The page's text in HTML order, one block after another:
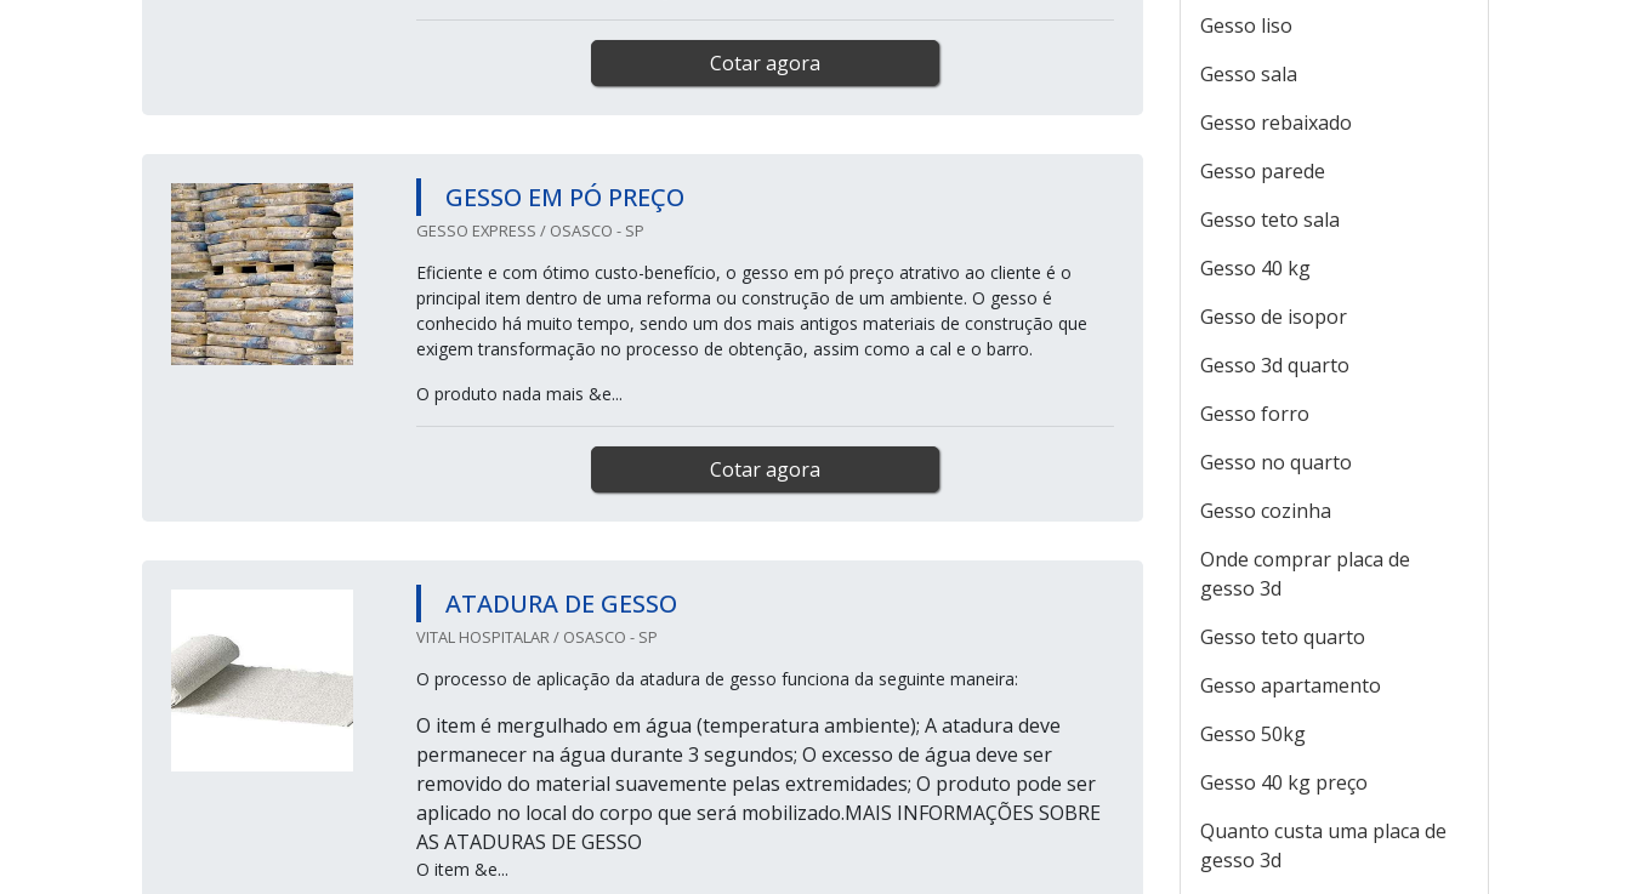
Cotar agora
GESSO EM PÓ PREÇO
GESSO EXPRESS / OSASCO - SP
Eficiente e com ótimo custo-benefício, o gesso em pó preço atrativo ao cliente é o
principal item dentro de uma reforma ou construção de um ambiente. O gesso é
conhecido há muito tempo, sendo um dos mais antigos materiais de construção que
exigem transformação no processo de obtenção, assim como a cal e o barro.
O produto nada mais &e...
Cotar agora
ATADURA DE GESSO
VITAL HOSPITALAR / OSASCO - SP
O processo de aplicação da atadura de gesso funciona da seguinte maneira:
O item é mergulhado em água (temperatura ambiente); A atadura deve
permanecer na água durante 3 segundos; O excesso de água deve ser
removido do material suavemente pelas extremidades; O produto pode ser
aplicado no local do corpo que será mobilizado.MAIS INFORMAÇÕES SOBRE
AS ATADURAS DE GESSO
O item &e...
Gesso liso
Gesso sala
Gesso rebaixado
Gesso parede
Gesso teto sala
Gesso 40 kg
Gesso de isopor
Gesso 3d quarto
Gesso forro
Gesso no quarto
Gesso cozinha
Onde comprar placa de
gesso 3d
Gesso teto quarto
Gesso apartamento
Gesso 50kg
Gesso 40 kg preço
Quanto custa uma placa de
gesso 3d